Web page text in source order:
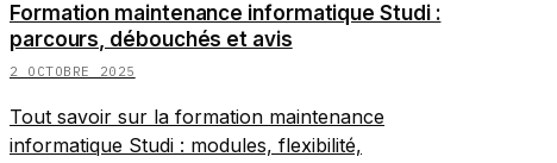
Formation maintenance informatique Studi :
parcours, débouchés et avis
2 OCTOBRE 2025
Tout savoir sur la formation maintenance
informatique Studi : modules, flexibilité,